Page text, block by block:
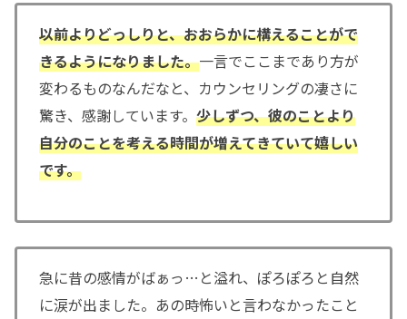
以前よりどっしりと、おおらかに構えることがで
きるようになりました。一言でここまであり方が
変わるものなんだなと、カウンセリングの凄さに
驚き、感謝しています。 少しずつ、彼のことより
自分のことを考える時間が増えてきていて嬉しい
です。
急に昔の感情がばぁっ…と溢れ、ぽろぽろと自然
に涙が出ました。あの時怖いと言わなかったこと